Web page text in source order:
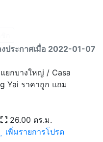
งประกาศเมื่อ 2022-01-07
ยกบางใหญ่ / Casa
Yai ราคาถูก แถม
26.00 ตร.ม.
เพิ่มรายการโปรด